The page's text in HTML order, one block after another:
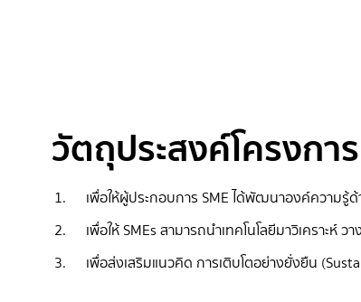
วัตถุประสงค์โครงการ
เพื่อให้ผู้ประกอบการ SME ได้พัฒนาองค์ความรู้
เพื่อให้ SMEs สามารถนำเทคโนโลยีมาวิเคราะห์
เพื่อส่งเสริมแนวคิด การเติบโตอย่างยั่งยืน